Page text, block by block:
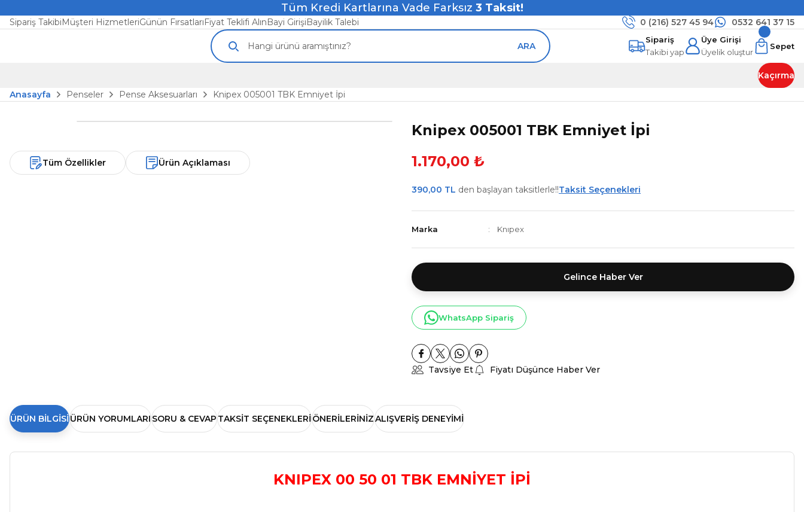
Tüm Kredi Kartlarına Vade Farksız 3 Taksit!
Sipariş TakibiMüşteri HizmetleriGünün FırsatlarıFiyat Teklifi AlınBayi GirişiBayilik Talebi 0 (216) 527 45 94 0532 641 37 15
ARA
Sipariş
Takibi yap
Üye Girişi
Üyelik oluştur
Sepet
Kaçırma
Anasayfa
Penseler Pense Aksesuarları Knipex 005001 TBK Emniyet İpi
Tüm Özellikler Ürün Açıklaması
Knipex 005001 TBK Emniyet İpi
1.170,00 ₺
390,00 TL den başlayan taksitlerle!!Taksit Seçenekleri
Marka Knıpex
Gelince Haber Ver
WhatsApp Sipariş
Tavsiye Et Fiyatı Düşünce Haber Ver
ÜRÜN BILGISI ÜRÜN YORUMLARISORU & CEVAPTAKSIT SEÇENEKLERIÖNERILERINIZALIŞVERIŞ DENEYIMI
KNIPEX 00 50 01 TBK EMNİYET İPİ